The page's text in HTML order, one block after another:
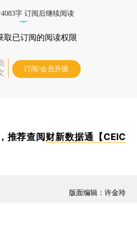
字 订阅后继续阅读
取已订阅的阅读权限
订阅/会员升级
推荐查阅财新数据通【CEIC
版面编辑：许金玲